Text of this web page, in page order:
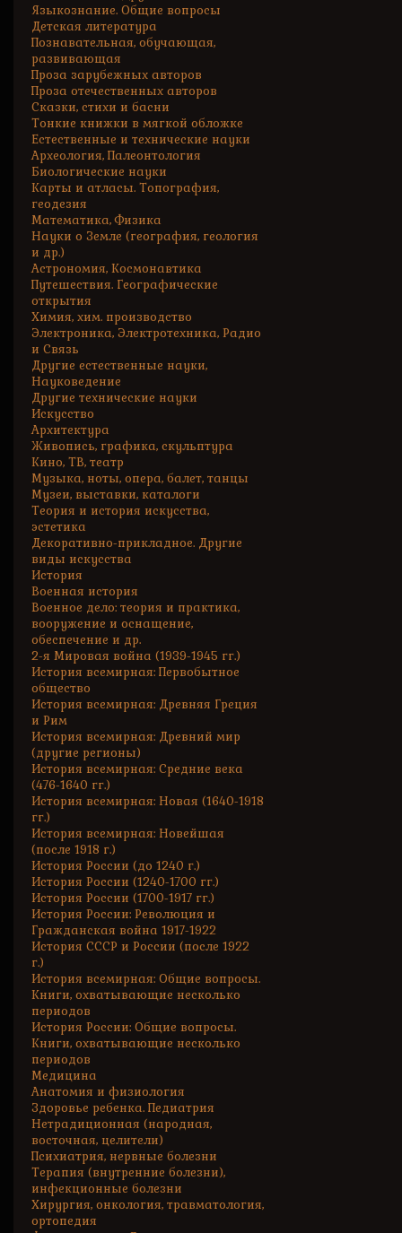
Языкознание. Общие вопросы
Детская литература
Познавательная, обучающая,
развивающая
Проза зарубежных авторов
Проза отечественных авторов
Сказки, стихи и басни
Тонкие книжки в мягкой обложке
Естественные и технические науки
Археология, Палеонтология
Биологические науки
Карты и атласы. Топография,
геодезия
Математика, Физика
Науки о Земле (география, геология
и др.)
Астрономия, Космонавтика
Путешествия. Географические
открытия
Химия, хим. производство
Электроника, Электротехника, Радио
и Связь
Другие естественные науки,
Науковедение
Другие технические науки
Искусство
Архитектура
Живопись, графика, скульптура
Кино, ТВ, театр
Музыка, ноты, опера, балет, танцы
Музеи, выставки, каталоги
Теория и история искусства,
эстетика
Декоративно-прикладное. Другие
виды искусства
История
Военная история
Военное дело: теория и практика,
вооружение и оснащение,
обеспечение и др.
2-я Мировая война (1939-1945 гг.)
История всемирная: Первобытное
общество
История всемирная: Древняя Греция
и Рим
История всемирная: Древний мир
(другие регионы)
История всемирная: Средние века
(476-1640 гг.)
История всемирная: Новая (1640-1918
гг.)
История всемирная: Новейшая
(после 1918 г.)
История России (до 1240 г.)
История России (1240-1700 гг.)
История России (1700-1917 гг.)
История России: Революция и
Гражданская война 1917-1922
История СССР и России (после 1922
г.)
История всемирная: Общие вопросы.
Книги, охватывающие несколько
периодов
История России: Общие вопросы.
Книги, охватывающие несколько
периодов
Медицина
Анатомия и физиология
Здоровье ребенка. Педиатрия
Нетрадиционная (народная,
восточная, целители)
Психиатрия, нервные болезни
Терапия (внутренние болезни),
инфекционные болезни
Хирургия, онкология, травматология,
ортопедия